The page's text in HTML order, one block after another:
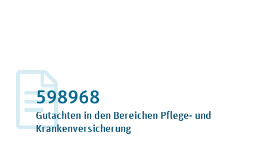
663552
Gutachten in den Bereichen Pflege- und
Krankenversicherung